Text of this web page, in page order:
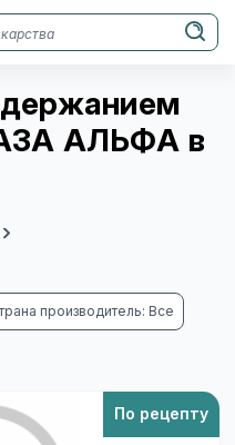
АЛЬФА в
производитель: Все
По рецепту